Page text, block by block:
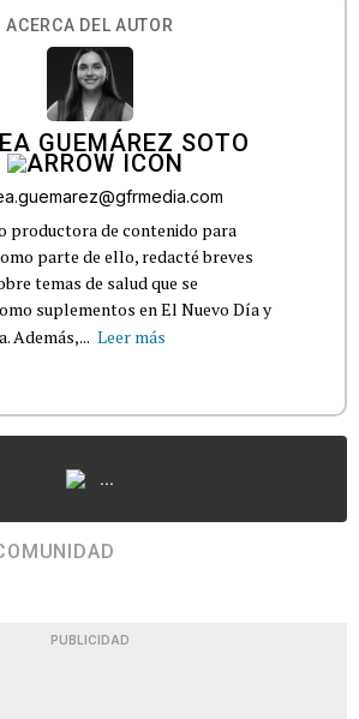
ACERCA DEL AUTOR
GUEMÁREZ SOTO
productora de contenido para
parte de ello, redacté breves
temas de salud que se
suplementos en El Nuevo Día y
Además,... Leer más
...
PUBLICIDAD